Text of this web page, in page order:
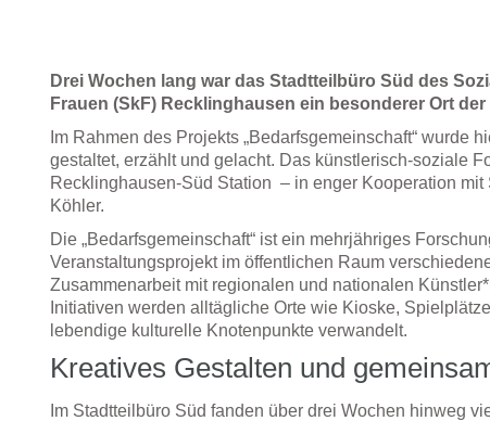
Drei Wochen lang war das Stadtteilbüro Süd des
Frauen (SkF) Recklinghausen ein besonderer Ort
Im Rahmen des Projekts „Bedarfsgemeinschaft“ wurde
gestaltet, erzählt und gelacht. Das künstlerisch-soziale
Recklinghausen-Süd Station – in enger Kooperation mit
Köhler.
Die „Bedarfsgemeinschaft“ ist ein mehrjähriges
Veranstaltungsprojekt im öffentlichen Raum
Zusammenarbeit mit regionalen und nationalen
Initiativen werden alltägliche Orte wie Kioske,
lebendige kulturelle Knotenpunkte verwandelt.
Kreatives Gestalten und
Im Stadtteilbüro Süd fanden über drei Wochen hinweg